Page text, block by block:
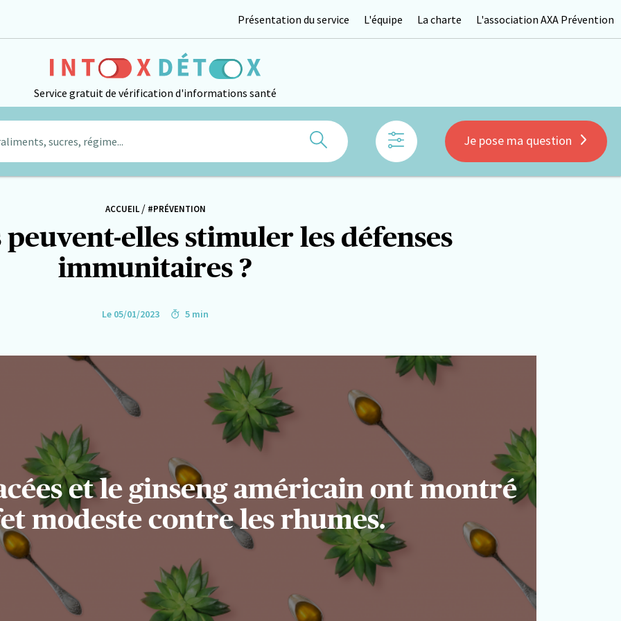
Service gratuit de vérification d'informations santé
Présentation du service L'équipe La charte L'association AXA Prévention
sucres, régime... Rechercher Je pose ma question
ACCUEIL/ #PRÉVENTION
peuvent-elles stimuler les défenses
immunitaires ?
Le 05/01/2023 5 min
et le ginseng américain ont montré
modeste contre les rhumes.